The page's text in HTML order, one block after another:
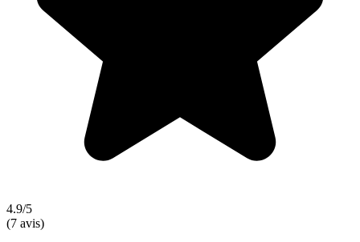
4.9/5
(7 avis)